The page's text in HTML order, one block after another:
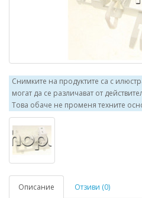
Снимките на продуктите са с
могат да се различават от
Това обаче не променя техните
Описание Отзиви (0)